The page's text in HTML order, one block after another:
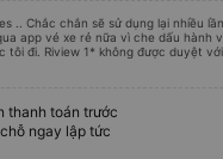
.. Chắc chắn sẽ sử dụng lại nhiều
app vé xe rẻ nữa vì che dấu hành
tôi đi. Riview 1* không được duyệt với
trong khi tôi là khách hàng và
sẽ viết bài trên các nền tảng về
rẻ. Xin cảm ơn.
thanh toán trước
ngay lập tức